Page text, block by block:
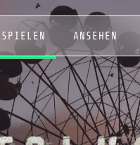
SPIELEN ANSEHEN